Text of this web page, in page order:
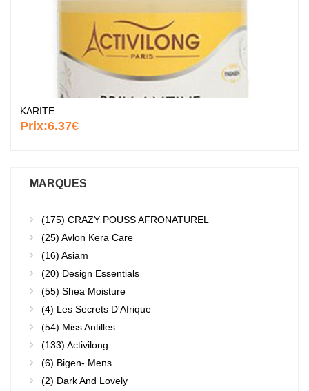
KARITE
Prix:6.37€
MARQUES
(175) CRAZY POUSS AFRONATUREL
(25) Avlon Kera Care
(16) Asiam
(20) Design Essentials
(55) Shea Moisture
(4) Les Secrets D'Afrique
(54) Miss Antilles
(133) Activilong
(6) Bigen- Mens
(2) Dark And Lovely